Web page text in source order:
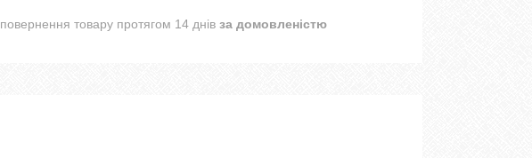
повернення товару протягом 14 днів за домовленістю